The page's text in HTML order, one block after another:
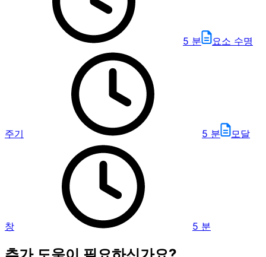
5 분 요소 수명
주기 5 분 모달
창 5 분